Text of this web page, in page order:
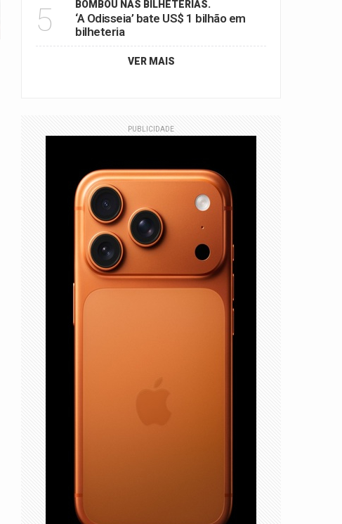
5 BOMBOU NAS BILHETERIAS.
‘A Odisseia’ bate US$ 1 bilhão em
bilheteria
VER MAIS
PUBLICIDADE